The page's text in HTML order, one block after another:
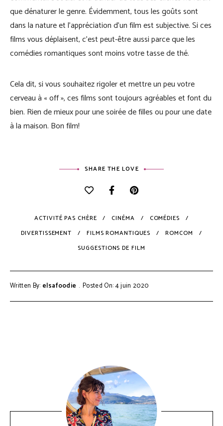
que dénaturer le genre. Évidemment, tous les goûts sont
dans la nature et l’appréciation d’un film est subjective. Si ces
films vous déplaisent, c’est peut-être aussi parce que les
comédies romantiques sont moins votre tasse de thé.
Cela dit, si vous souhaitez rigoler et mettre un peu votre
cerveau à « off », ces films sont toujours agréables et font du
bien. Rien de mieux pour une soirée de filles ou pour une date
à la maison. Bon film!
SHARE THE LOVE
ACTIVITÉ PAS CHÈRE CINÉMA
COMÉDIES
DIVERTISSEMENT
FILMS ROMANTIQUES
ROMCOM
SUGGESTIONS DE FILM
Written By: elsafoodie Posted On: 4 juin 2020